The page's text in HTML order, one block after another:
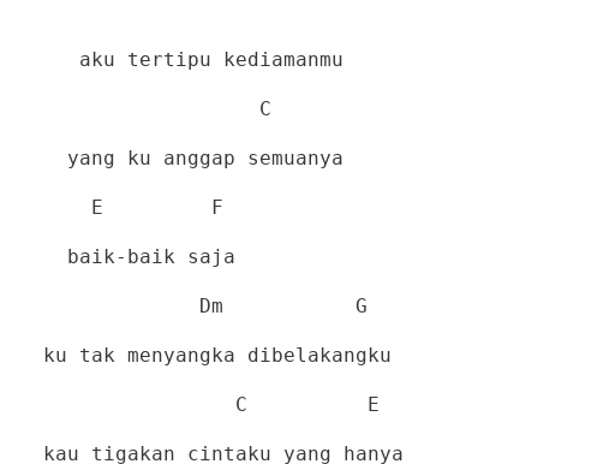
aku tertipu kediamanmu
C
yang ku anggap semuanya
E F
baik-baik saja
Dm G
ku tak menyangka dibelakangku
C E
kau tigakan cintaku yang hanya